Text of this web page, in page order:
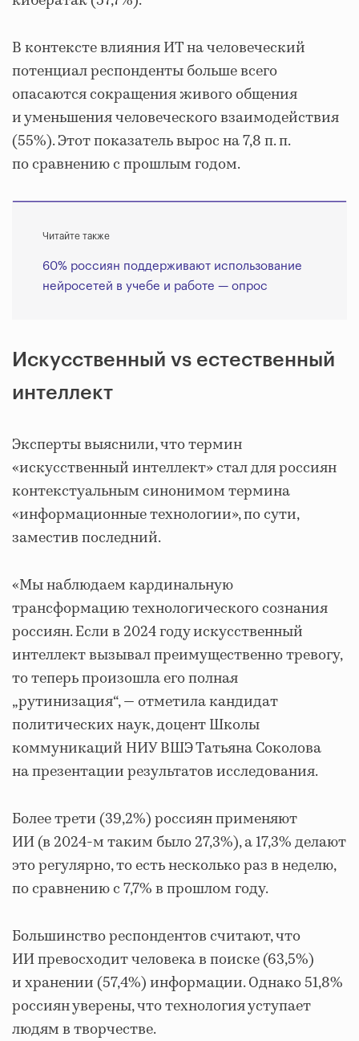
В контексте влияния ИТ на человеческий
потенциал респонденты больше всего
опасаются сокращения живого общения
и уменьшения человеческого взаимодействия
(55%). Этот показатель вырос на 7,8 п. п.
по сравнению с прошлым годом.
Читайте также
60% россиян поддерживают использование
нейросетей в учебе и работе — опрос
Искусственный vs естественный
интеллект
Эксперты выяснили, что термин
«искусственный интеллект» стал для россиян
контекстуальным синонимом термина
«информационные технологии», по сути,
заместив последний.
«Мы наблюдаем кардинальную
трансформацию технологического сознания
россиян. Если в 2024 году искусственный
интеллект вызывал преимущественно тревогу,
то теперь произошла его полная
„рутинизация“, — отметила кандидат
политических наук, доцент Школы
коммуникаций НИУ ВШЭ Татьяна Соколова
на презентации результатов исследования.
Более трети (39,2%) россиян применяют
ИИ (в 2024-м таким было 27,3%), а 17,3% делают
это регулярно, то есть несколько раз в неделю,
по сравнению с 7,7% в прошлом году.
Большинство респондентов считают, что
ИИ превосходит человека в поиске (63,5%)
и хранении (57,4%) информации. Однако 51,8%
россиян уверены, что технология уступает
людям в творчестве.